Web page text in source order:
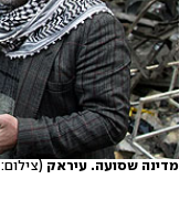
מדינה שסועה. עיראק (צילום: AP)